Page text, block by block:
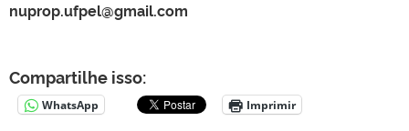
nuprop.ufpel@gmail.com
Compartilhe isso:
WhatsApp Imprimir